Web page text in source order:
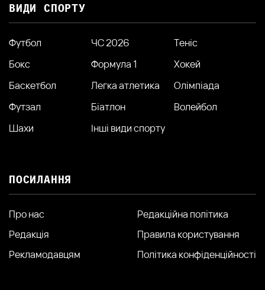
ВИДИ СПОРТУ
Футбол ЧС 2026
Теніс
Бокс
Формула 1
Хокей
Баскетбол
Легка атлетика
Олімпіада
Футзал
Біатлон
Волейбол
Шахи
Інші види спорту
ПОСИЛАННЯ
Про нас
Редакція
Рекламодавцям
Редакційна політика
Правила користування
Політика конфіденційності